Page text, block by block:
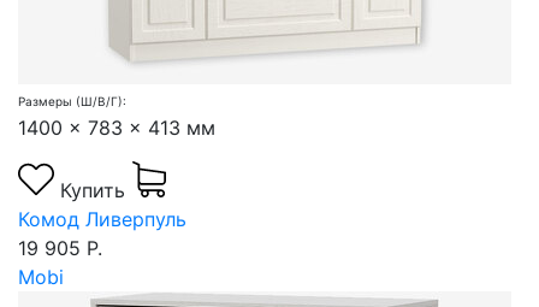
Размеры (Ш/В/Г):
1400 x 783 x 413 мм
Купить
Комод Ливерпуль
19 905 Р.
Mobi